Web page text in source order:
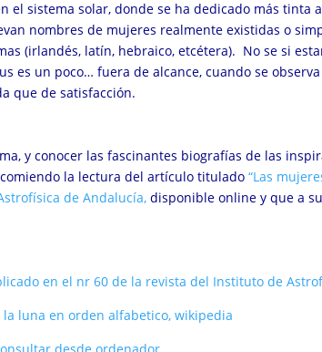
el sistema solar, donde se ha dedicado más tinta
nombres de mujeres realmente existidas o
(irlandés, latín, hebraico, etcétera). No se si
es un poco… fuera de alcance, cuando se
que de satisfacción.
y conocer las fascinantes biografías de las
la lectura del artículo titulado“Las
de Andalucía, disponible online y que a
en el nr 60 de la revista del Instituto de
luna en orden alfabetico, wikipedia
desde ordenador